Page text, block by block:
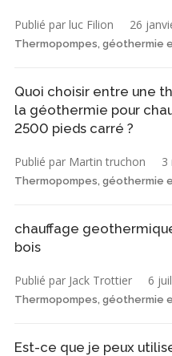
Publié par luc Filion 26
Thermopompes, géothermie
Quoi choisir entre une
la géothermie pour
2500 pieds carré ?
Publié par Martin truchon 3
Thermopompes, géothermie
chauffage
bois
Publié par Jack Trottier 6
Thermopompes, géothermie
Est-ce que je peux